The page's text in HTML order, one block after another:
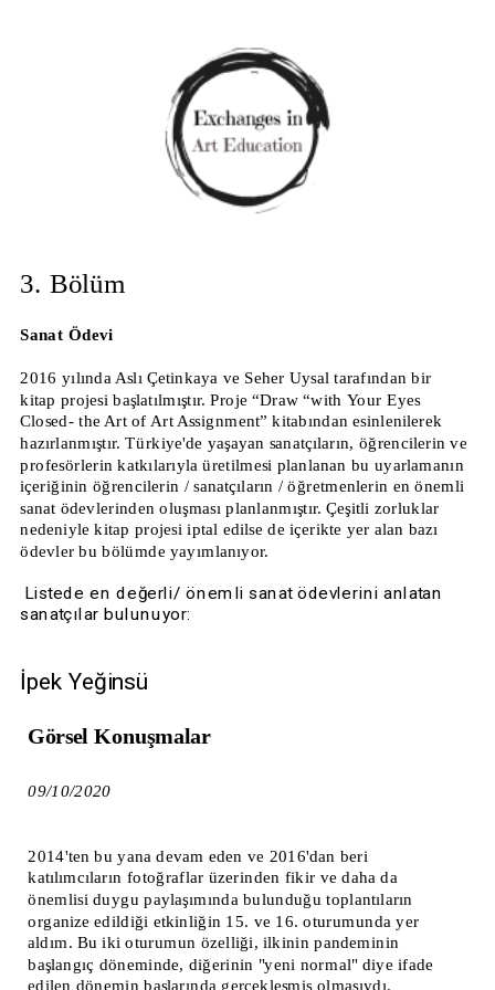
3. Bölüm
Sanat Ödevi
2016 yılında Aslı Çetinkaya ve Seher Uysal tarafından bir
kitap projesi başlatılmıştır. Proje “Draw “with Your Eyes
Closed- the Art of Art Assignment” kitabından esinlenilerek
hazırlanmıştır. Türkiye'de yaşayan sanatçıların, öğrencilerin ve
profesörlerin katkılarıyla üretilmesi planlanan bu uyarlamanın
içeriğinin öğrencilerin / sanatçıların / öğretmenlerin en önemli
sanat ödevlerinden oluşması planlanmıştır. Çeşitli zorluklar
nedeniyle kitap projesi iptal edilse de içerikte yer alan bazı
ödevler bu bölümde yayımlanıyor.
sanatçılar bulunuyor:
İpek Yeğinsü
Görsel Konuşmalar
09/10/2020
2014'ten bu yana devam eden ve 2016'dan beri
katılımcıların fotoğraflar üzerinden fikir ve daha da
önemlisi duygu paylaşımında bulunduğu toplantıların
organize edildiği etkinliğin 15. ve 16. oturumunda yer
aldım. Bu iki oturumun özelliği, ilkinin pandeminin
başlangıç döneminde, diğerinin "yeni normal" diye ifade
edilen dönemin başlarında gerçekleşmiş olmasıydı.